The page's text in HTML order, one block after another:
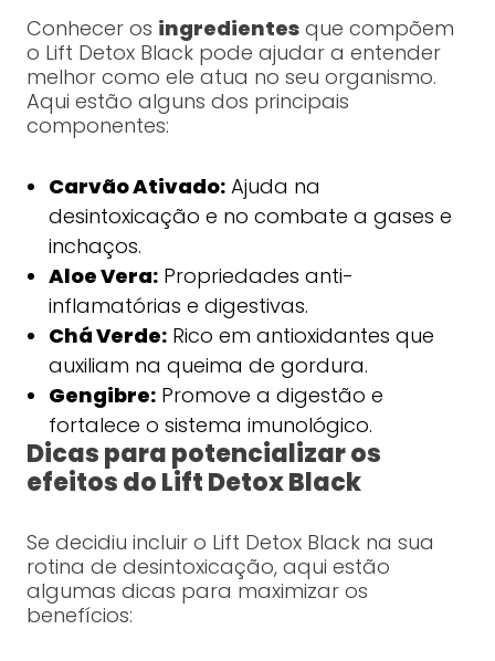
Conhecer os ingredientesque compõem
o Lift Detox Black pode ajudar a entender
melhor como ele atua no seu organismo.
Aqui estão alguns dos principais
componentes:
Carvão Ativado:Ajuda na
desintoxicação e no combate a gases e
inchaços.
Aloe Vera:Propriedades anti-
inflamatórias e digestivas.
Chá Verde:Rico em antioxidantes que
auxiliam na queima de gordura.
Gengibre:Promove a digestão e
fortalece o sistema imunológico.
Dicas para potencializar os
efeitos do Lift Detox Black
Se decidiu incluir o Lift Detox Black na sua
rotina de desintoxicação, aqui estão
algumas dicas para maximizar os
benefícios: